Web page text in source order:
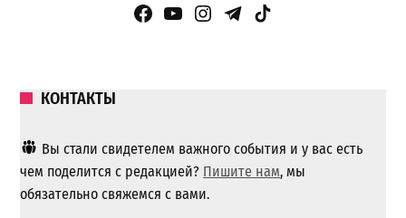
Facebook Page
YouTube
Instagram
Telegram
TikTok
КОНТАКТЫ
Вы стали свидетелем важного события и у вас есть
чем поделится с редакцией? Пишите нам, мы
обязательно свяжемся с вами.